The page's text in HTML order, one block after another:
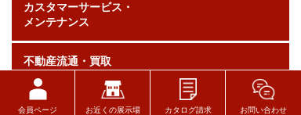
カスタマーサービス・
メンテナンス
不動産流通・買取
住宅性能
会員ページ お近くの展示場 カタログ請求 お問い合わせ